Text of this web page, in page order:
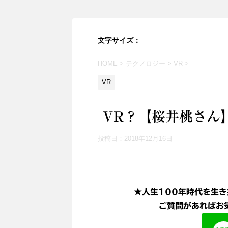
文字サイズ：
HOME > テクノロジー > VR >
VR
VR？【桜井桃さん
投稿日： 2018年12月16日
★人生100年時代を生き
ご質問があればお